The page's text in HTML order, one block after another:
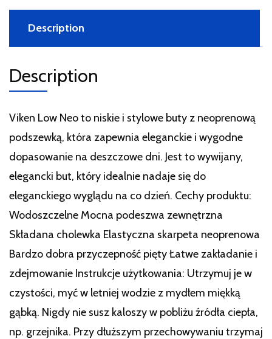
Description
Description
Viken Low Neo to niskie i stylowe buty z neoprenową
podszewką, która zapewnia eleganckie i wygodne
dopasowanie na deszczowe dni. Jest to wywijany,
elegancki but, który idealnie nadaje się do
eleganckiego wyglądu na co dzień. Cechy produktu:
Wodoszczelne Mocna podeszwa zewnętrzna
Składana cholewka Elastyczna skarpeta neoprenowa
Bardzo dobra przyczepność pięty Łatwe zakładanie i
zdejmowanie Instrukcje użytkowania: Utrzymuj je w
czystości, myć w letniej wodzie z mydłem miękką
gąbką. Nigdy nie susz kaloszy w pobliżu źródła ciepła,
np. grzejnika. Przy dłuższym przechowywaniu trzymaj